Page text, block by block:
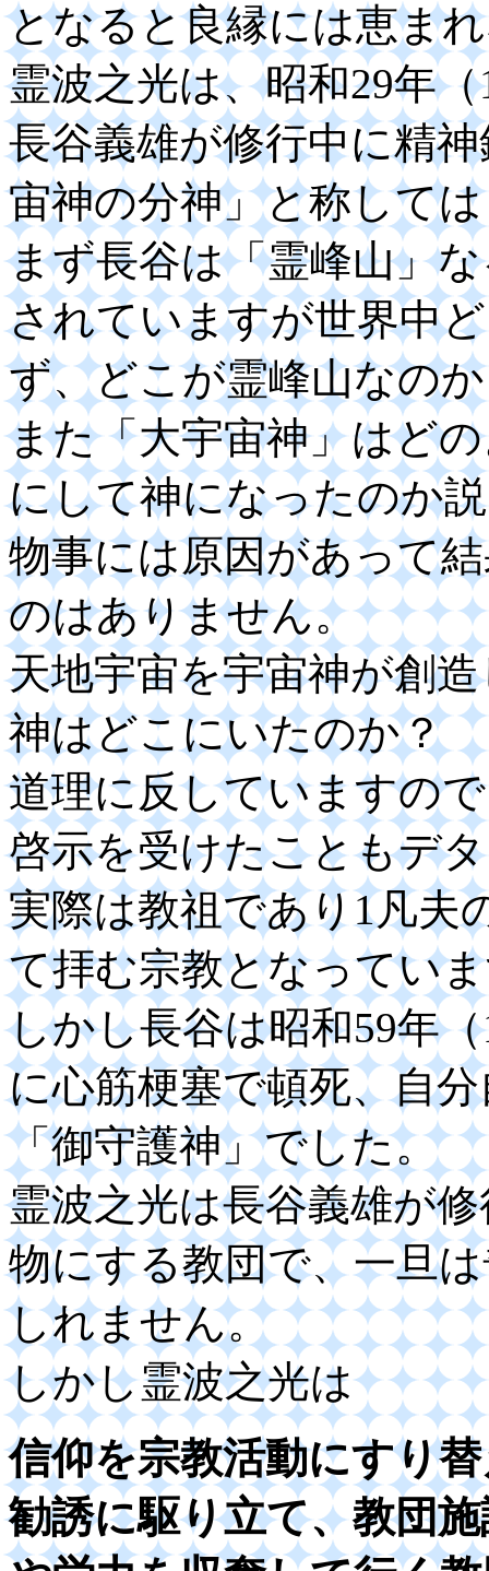
となると良縁には恵ま
霊波之光は、昭和29年
長谷義雄が修行中に精
宙神の分神」と称して
まず長谷は「霊峰山」
されていますが世界中
ず、どこが霊峰山なの
また「大宇宙神」はど
にして神になったのか
物事には原因があって
のはありません。
天地宇宙を宇宙神が創
神はどこにいたのか？
道理に反していますの
啓示を受けたこともデ
実際は教祖であり1凡夫
て拝む宗教となってい
しかし長谷は昭和59年
に心筋梗塞で頓死、自
「御守護神」でした。
霊波之光は長谷義雄が
物にする教団で、一旦
しれません。
しかし霊波之光は
信仰を宗教活動にすり
勧誘に駆り立て、教団